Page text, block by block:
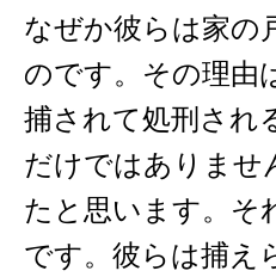
なぜか彼らは家の
のです。その理由
捕されて処刑され
だけではありませ
たと思います。そ
です。彼らは捕え